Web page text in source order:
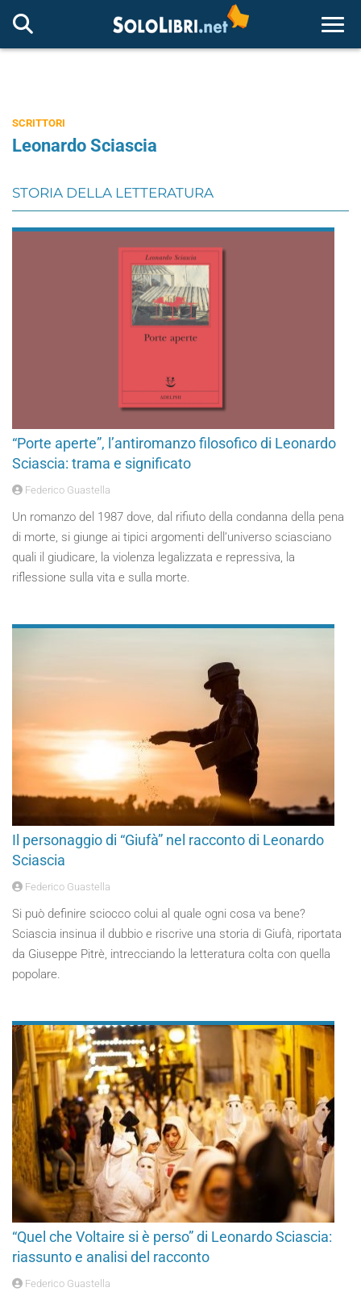
SCRITTORI
Leonardo Sciascia
STORIA DELLA LETTERATURA
“Porte aperte”, l’antiromanzo filosofico di Leonardo
Sciascia: trama e significato
Federico Guastella
Un romanzo del 1987 dove, dal rifiuto della condanna della pena
di morte, si giunge ai tipici argomenti dell’universo sciasciano
quali il giudicare, la violenza legalizzata e repressiva, la
riflessione sulla vita e sulla morte.
Il personaggio di “Giufà” nel racconto di Leonardo
Sciascia
Federico Guastella
Si può definire sciocco colui al quale ogni cosa va bene?
Sciascia insinua il dubbio e riscrive una storia di Giufà, riportata
da Giuseppe Pitrè, intrecciando la letteratura colta con quella
popolare.
“Quel che Voltaire si è perso” di Leonardo Sciascia:
riassunto e analisi del racconto
Federico Guastella